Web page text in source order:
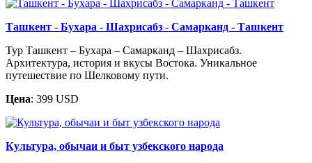
Ташкент - Бухара - Шахрисабз - Самарканд - Ташкент
Тур Ташкент – Бухара – Самарканд – Шахрисабз.
Архитектура, история и вкусы Востока. Уникальное
путешествие по Шелковому пути.
Цена: 399 USD
Культура, обычаи и быт узбекского народа